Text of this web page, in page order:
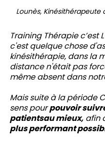
Lounès, Kinésithérapeute
Training Thérapie c’est
c'est quelque chose
kinésithérapie, dans la
distance n'était pas
même absent dans
Mais suite à la période
sens pourpouvoir
patientsau mieux, afin
plus performant